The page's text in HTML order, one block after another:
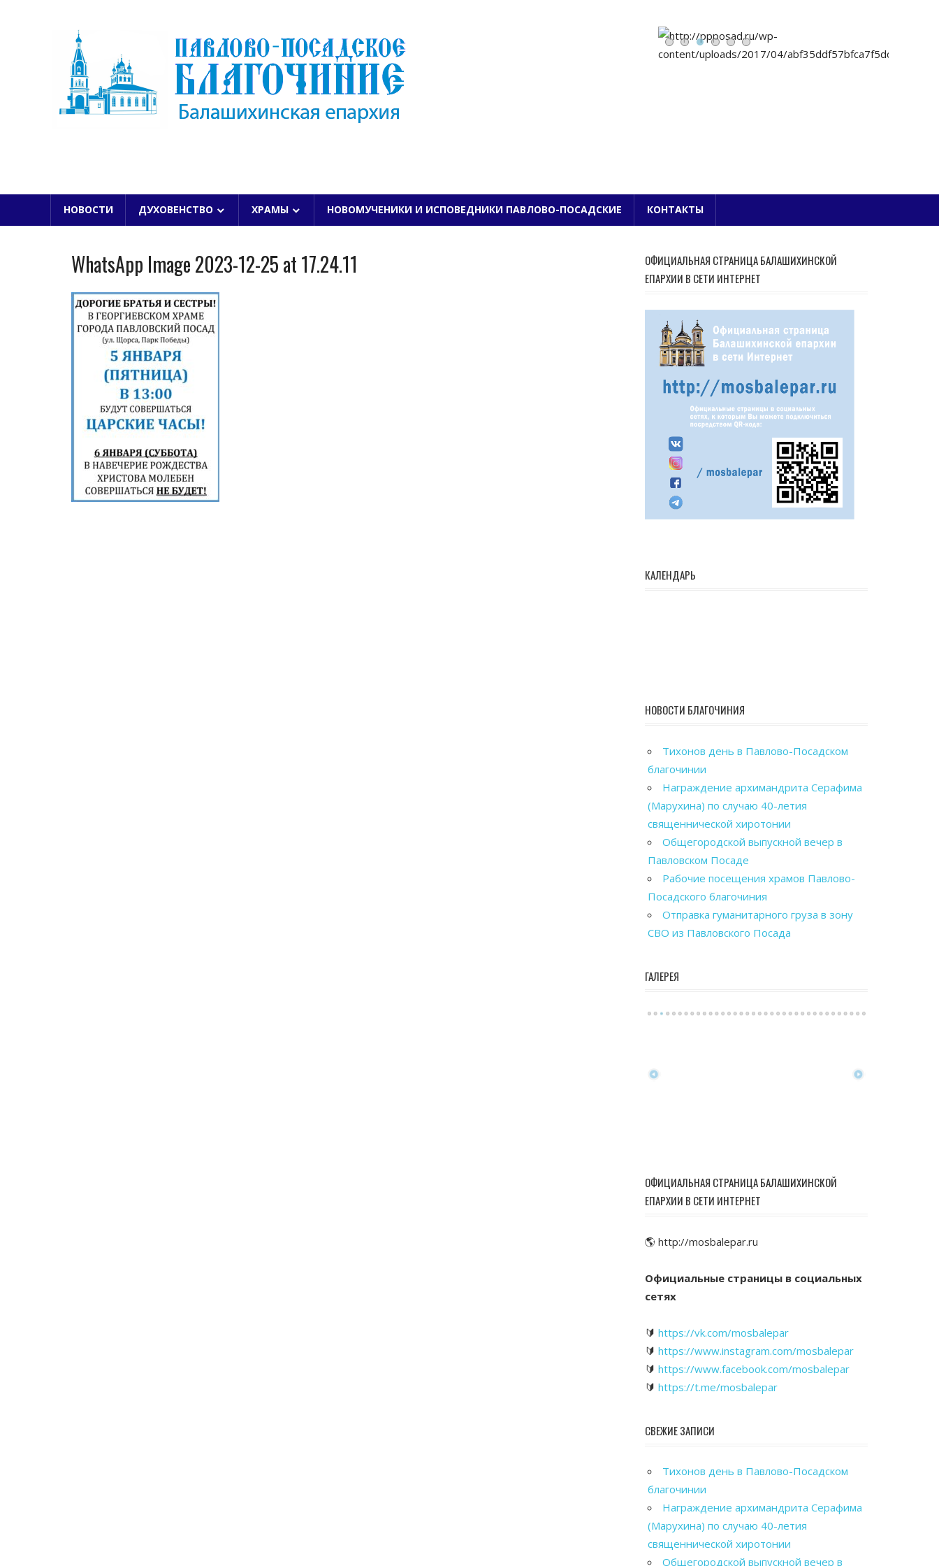
ПАВЛОВО-ПОСАДСКОЕ БЛАГОЧИНИЕ
НОВОСТИ ДУХОВЕНСТВО ХРАМЫ НОВОМУЧЕНИКИ И ИСПОВЕДНИКИ ПАВЛОВО-ПОСАДСКИЕ КОНТАКТЫ
WhatsApp Image 2023-12-25 at 17.24.11
ОФИЦИАЛЬНАЯ СТРАНИЦА БАЛАШИХИНСКОЙ
ЕПАРХИИ В СЕТИ ИНТЕРНЕТ
КАЛЕНДАРЬ
НОВОСТИ БЛАГОЧИНИЯ
Тихонов день в Павлово-Посадском
благочинии
Награждение архимандрита Серафима
(Марухина) по случаю 40-летия
священнической хиротонии
Общегородской выпускной вечер в
Павловском Посаде
Рабочие посещения храмов Павлово-
Посадского благочиния
Отправка гуманитарного груза в зону
СВО из Павловского Посада
ГАЛЕРЕЯ
ОФИЦИАЛЬНАЯ СТРАНИЦА БАЛАШИХИНСКОЙ
ЕПАРХИИ В СЕТИ ИНТЕРНЕТ
🌎 http://mosbalepar.ru
Официальные страницы в социальных
сетях
🔰 https://vk.com/mosbalepar
🔰 https://www.instagram.com/mosbalepar
🔰 https://www.facebook.com/mosbalepar
🔰 https://t.me/mosbalepar
СВЕЖИЕ ЗАПИСИ
Тихонов день в Павлово-Посадском
благочинии
Награждение архимандрита Серафима
(Марухина) по случаю 40-летия
священнической хиротонии
Общегородской выпускной вечер в